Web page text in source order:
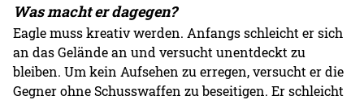
Was macht er dagegen?
Eagle muss kreativ werden. Anfangs schleicht er sich
an das Gelände an und versucht unentdeckt zu
bleiben. Um kein Aufsehen zu erregen, versucht er die
Gegner ohne Schusswaffen zu beseitigen. Er schleicht